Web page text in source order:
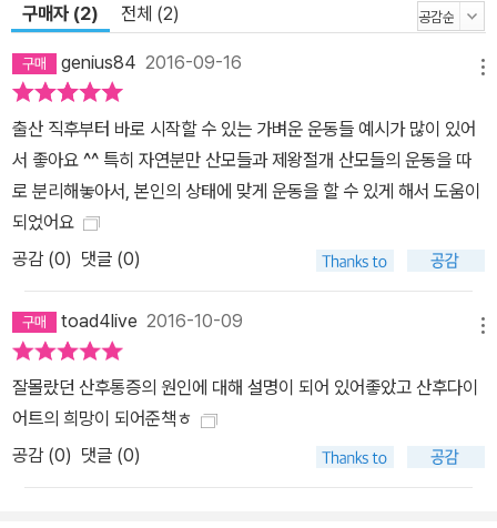
직임을 더한다면 어떨까? 그야말로 변화에 박차를 가할 수 있는 절호
가장 많은 시기라 조금만 노력해도 큰 성과를 얻을 수 있다. 출산 후
느슨해진 골반과 근육을 바로잡아야 뱃살이 빠진다 임신과 출산을 겪
으면서 가장 큰 변화를 겪는 부위가 바로 골반이다. 출산을 하면 골반
뿐 아니라 주변 근육도 느슨해지고 깊은 상처를 입게 된다. 이후 산후
조리 등을 통해 골반 관리를 하지만, 회복이 매우 더디고 회복이 되더
라도 대부분 벌어지고 틀어진 상태로 굳어버린다. 출산 후에 몸매가
변했다고 느끼게 되는 가장 큰 이유다. 따라서 출산 후에는 운동으로
느슨해진 골반과 근육을 바로잡아야 한다. 이를 위해 의식적으로 되
돌려야 하는 근육은 두 가지, 바로 ‘복근과 골반저근군’이다. 임신을
하면 배가 커지면서 복직근이 갈라지고 골반저근군이 매우 느슨해지
는데, 산후에 이것을 빨리 회복하지 않으면 뱃살이 늘어질 뿐 아니라
골격이 삐뚤어져 체형이 망가지고 요통이 발생할 수 있다. 이 책에 소
개된 골반을 바로잡는 ‘하루 15분 운동’을 하면 순환이 잘 되어 자연
구매자 (2) 전체 (2)
genius84 2016-09-16
출산 직후부터 바로 시작할 수 있는 가벼운 운동들 예시가 많이 있어
서 좋아요 ^^ 특히 자연분만 산모들과 제왕절개 산모들의 운동을 따
로 분리해놓아서, 본인의 상태에 맞게 운동을 할 수 있게 해서 도움이
되었어요
공감 (0) 댓글 (0)
toad4live 2016-10-09
잘몰랐던 산후통증의 원인에 대해 설명이 되어 있어좋았고 산후다이
어트의 희망이 되어준책ㅎ
공감 (0) 댓글 (0)